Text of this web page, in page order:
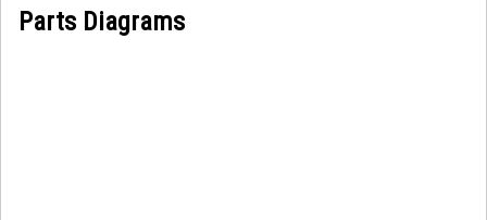
Parts Diagrams